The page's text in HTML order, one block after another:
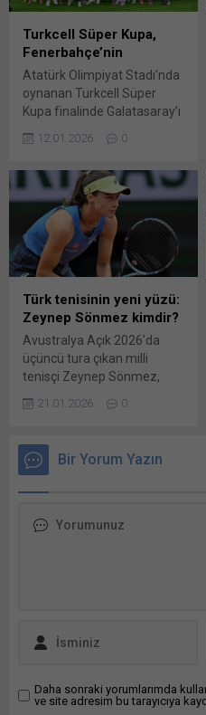
kazandı. Türkiye Cimnastik
Federasyonunun
açıklamasına göre
Azerbaycan’ın Gence
kentinde düzenlenen
organizasyon, final
yarışmalarıyla tamamlandı.
Ayşe Begüm Onbaşı,
şampiyonluğuna ulaştığı...
Turkcell Süper Kupa,
Fenerbahçe’nin
Atatürk Olimpiyat Stadı’nda
oynanan Turkcell Süper
Kupa finalinde Galatasaray’ı
2-0 mağlup eden
Fenerbahçe, kupayı kazandı.
etkili geldi. Galatasaray
defansının uzaklaştırmak
istediği meşin yuvarlak
Duran’da kaldı. Bu
futbolcunun ceza sahası sol
çaprazından sert şutunda,
kaleci Günay uzanarak topu
kornere gönderdi. 6.
dakikada Yunus Akgün’ün
pasında sağdan ceza
sahasına...
12.01.2026 0
Türk tenisinin yeni yüzü:
Zeynep Sönmez kimdir?
Avustralya Açık 2026’da
üçüncü tura çıkan milli
tenisçi Zeynep Sönmez,
centilmenliği ve Merida’daki
tenisinin son yıllardaki en
dikkat çekici çıkışına imza
olan Avustralya Açık
21.01.2026 0
Bir Yorum Yazın
Daha sonraki yorumlarımda
ve site adresim bu tarayıcıya